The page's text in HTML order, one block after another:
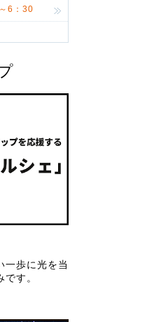
6：30
一歩に光を当
す。